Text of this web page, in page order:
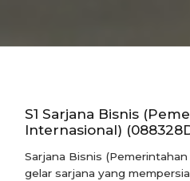
S1 Sarjana Bisnis
Internasional)
Sarjana Bisnis
gelar sarjana yang